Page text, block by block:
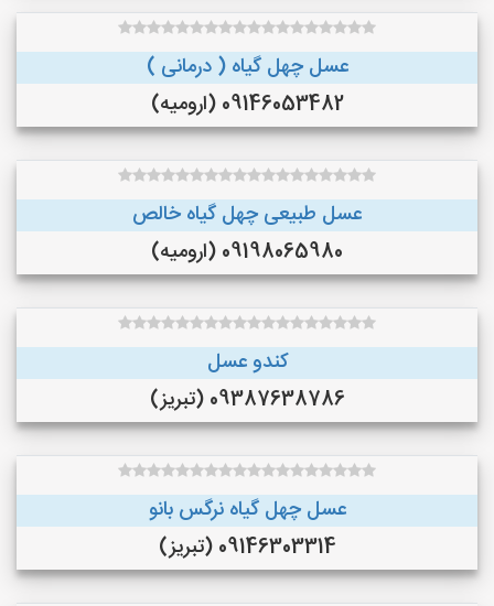
عسل چهل گیاه ( درمانی )
09146053482 (ارومیه)
عسل طبیعی چهل گیاه خالص
09198065980 (ارومیه)
کندو عسل
09387638786 (تبریز)
عسل چهل گیاه نرگس بانو
09146303314 (تبریز)